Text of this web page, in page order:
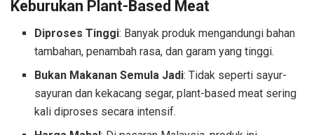
Keburukan Plant-Based Meat
Diproses Tinggi: Banyak produk mengandungi bahan
tambahan, penambah rasa, dan garam yang tinggi.
Bukan Makanan Semula Jadi: Tidak seperti sayur-
sayuran dan kekacang segar, plant-based meat sering
kali diproses secara intensif.